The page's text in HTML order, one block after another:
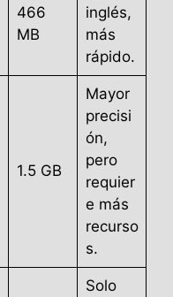
466
MB
inglés,
más
rápido.
1.5 GB
Mayor
precisi
ón,
pero
requier
e más
recurso
s.
Solo